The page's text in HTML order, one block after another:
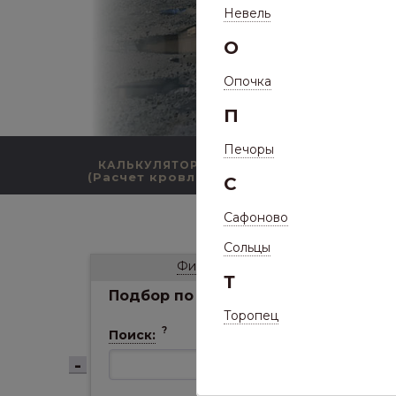
КАЛЬКУЛЯТОР
(Расчет кровли)
Фильтр
Подбор по параметрам
Поиск: ?
Невель
О
Опочка
П
Печоры
С
Сафоново
Сольцы
Т
Торопец